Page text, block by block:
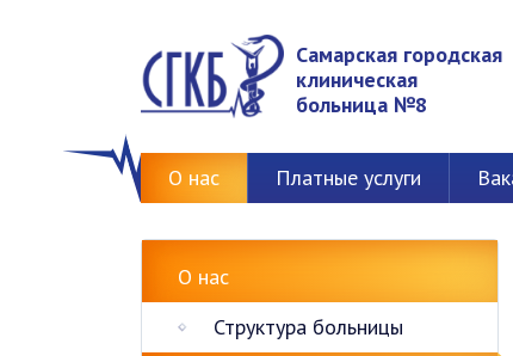
Самарская городская
клиническая
больница №8
О нас Платные услуги
О нас
Структура больницы